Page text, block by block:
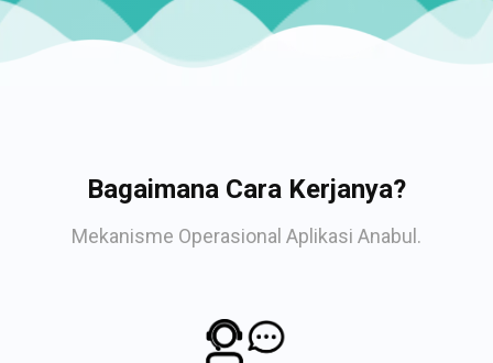
Bagaimana Cara Kerjanya?
Mekanisme Operasional Aplikasi Anabul.